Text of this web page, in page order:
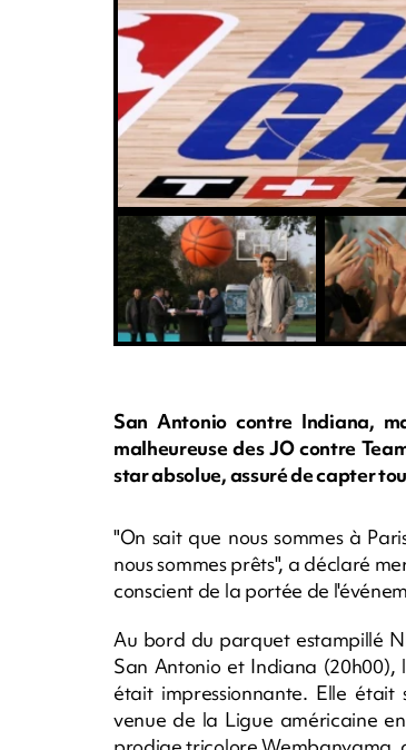
San Antonio contre Indiana,
malheureuse des JO contre
star absolue, assuré de capter
"On sait que nous sommes à
nous sommes prêts", a déclaré
conscient de la portée de
Au bord du parquet estampillé
San Antonio et Indiana (20h00),
était impressionnante. Elle
venue de la Ligue américaine